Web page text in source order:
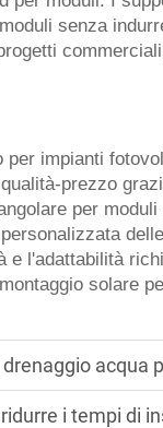
senza
impianti
prezzo
per
e l'adattabilità
solare
acqua per
i tempi di installazione